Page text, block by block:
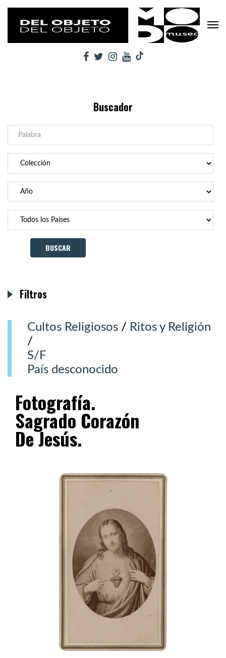
Buscador
Cultos Religiosos / Ritos y Religión
/
S/F
País desconocido
Fotografía.
Sagrado Corazón
De Jesús.
Filtros